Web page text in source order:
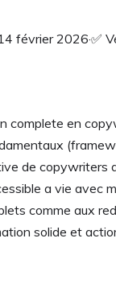
février 2026·✅
complete en
de copywriters
a vie avec
comme aux
solide et